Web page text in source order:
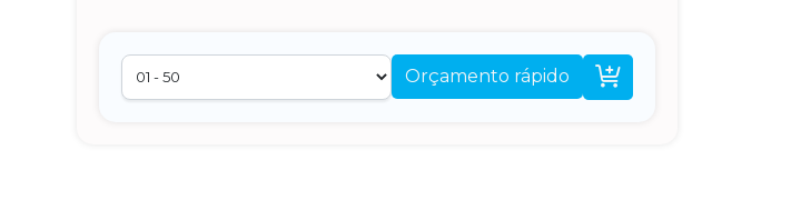
Orçamento rápido 